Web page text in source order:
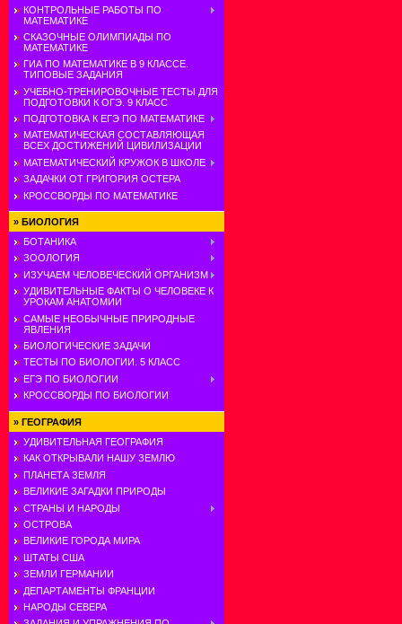
КОНТРОЛЬНЫЕ РАБОТЫ ПО
МАТЕМАТИКЕ
СКАЗОЧНЫЕ ОЛИМПИАДЫ ПО
МАТЕМАТИКЕ
ГИА ПО МАТЕМАТИКЕ В 9 КЛАССЕ.
ТИПОВЫЕ ЗАДАНИЯ
УЧЕБНО-ТРЕНИРОВОЧНЫЕ ТЕСТЫ ДЛЯ
ПОДГОТОВКИ К ОГЭ. 9 КЛАСС
ПОДГОТОВКА К ЕГЭ ПО МАТЕМАТИКЕ
МАТЕМАТИЧЕСКАЯ СОСТАВЛЯЮЩАЯ
ВСЕХ ДОСТИЖЕНИЙ ЦИВИЛИЗАЦИИ
МАТЕМАТИЧЕСКИЙ КРУЖОК В ШКОЛЕ
ЗАДАЧКИ ОТ ГРИГОРИЯ ОСТЕРА
КРОССВОРДЫ ПО МАТЕМАТИКЕ
» БИОЛОГИЯ
БОТАНИКА
ЗООЛОГИЯ
ИЗУЧАЕМ ЧЕЛОВЕЧЕСКИЙ ОРГАНИЗМ
УДИВИТЕЛЬНЫЕ ФАКТЫ О ЧЕЛОВЕКЕ К
УРОКАМ АНАТОМИИ
САМЫЕ НЕОБЫЧНЫЕ ПРИРОДНЫЕ
ЯВЛЕНИЯ
БИОЛОГИЧЕСКИЕ ЗАДАЧИ
ТЕСТЫ ПО БИОЛОГИИ. 5 КЛАСС
ЕГЭ ПО БИОЛОГИИ
КРОССВОРДЫ ПО БИОЛОГИИ
» ГЕОГРАФИЯ
УДИВИТЕЛЬНАЯ ГЕОГРАФИЯ
КАК ОТКРЫВАЛИ НАШУ ЗЕМЛЮ
ПЛАНЕТА ЗЕМЛЯ
ВЕЛИКИЕ ЗАГАДКИ ПРИРОДЫ
СТРАНЫ И НАРОДЫ
ОСТРОВА
ВЕЛИКИЕ ГОРОДА МИРА
ШТАТЫ США
ЗЕМЛИ ГЕРМАНИИ
ДЕПАРТАМЕНТЫ ФРАНЦИИ
НАРОДЫ СЕВЕРА